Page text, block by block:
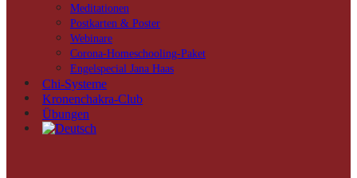
Meditationen
Postkarten & Poster
Webinare
Corona-Homeschooling-Paket
Engelspecial Jana Haas
Chi-Systeme
Kronenchakra-Club
Übungen